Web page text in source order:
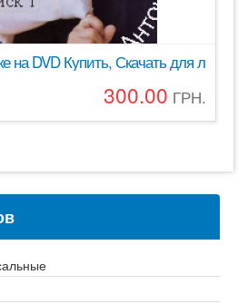
на DVD Купить, Скачать для
300.00 ГРН.